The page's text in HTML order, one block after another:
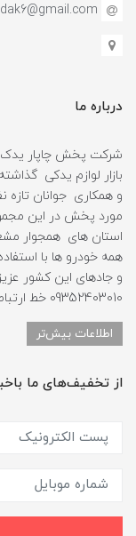
درباره ما
بازار لوازم یدکی
و همکاری جوانان
مورد پخش در این
استان های همجوار
همه خودرو ها با
و جادهای این کشور
09352403010 خط ارتباطی واحد فروش می‌باشد.
اطلاعات بیش‌تر
از تخفیف‌های ما